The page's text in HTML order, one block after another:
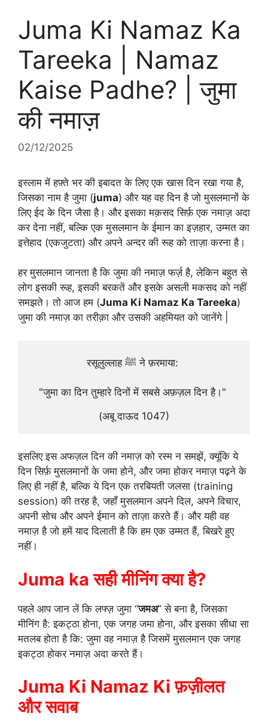
Juma Ki Namaz Ka
Tareeka | Namaz
Kaise Padhe? | जुमा
की नमाज़
02/12/2025
इस्लाम में हफ़्ते भर की इबादत के लिए एक खास दिन रखा गया है,
जिसका नाम है जुमा (juma) और यह वह दिन है जो मुसलमानों के
लिए ईद के दिन जैसा है। और इसका मक़सद सिर्फ़ एक नमाज़ अदा
कर देना नहीं, बल्कि एक मुसलमान के ईमान का इज़हार, उम्मत का
इत्तेहाद (एकजुटता) और अपने अन्दर की रूह को ताज़ा करना है।
हर मुसलमान जानता है कि जुमा की नमाज़ फर्ज़ है, लेकिन बहुत से
लोग इसकी रूह, इसकी बरकतें और इसके असली मकसद को नहीं
समझते। तो आज हम (Juma Ki Namaz Ka Tareeka)
जुमा की नमाज़ का तरीक़ा और उसकी अहमियत को जानेंगे |
रसूलुल्लाह ﷺ ने फ़रमाया:
"जुमा का दिन तुम्हारे दिनों में सबसे अफ़ज़ल दिन है।"
(अबू दाऊद 1047)
इसलिए इस अफज़ल दिन की नमाज़ को रस्म न समझें, क्यूंकि ये
दिन सिर्फ़ मुसलमानों के जमा होने, और जमा होकर नमाज़ पढ़ने के
लिए ही नहीं है, बल्कि ये दिन एक तरबियती जलसा (training
session) की तरह है, जहाँ मुसलमान अपने दिल, अपने विचार,
अपनी सोच और अपने ईमान को ताज़ा करते हैं। और यही वह
नमाज़ है जो हमें याद दिलाती है कि हम एक उम्मत हैं, बिखरे हुए
नहीं।
Juma ka सही मीनिंग क्या है?
पहले आप जान लें कि लफ्ज़ जुमा “जमअ” से बना है, जिसका
मीनिंग है: इकट्ठा होना, एक जगह जमा होना, और इसका सीधा सा
मतलब होता है कि: जुमा वह नमाज़ है जिसमें मुसलमान एक जगह
इकट्ठा होकर नमाज़ अदा करते हैं।
Juma Ki Namaz Ki फ़ज़ीलत
और सवाब